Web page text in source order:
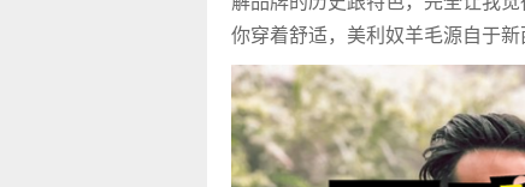
你穿着舒适，美利奴羊毛源自于新